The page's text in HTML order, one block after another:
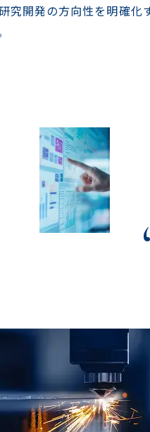
究開発の方向性を明確